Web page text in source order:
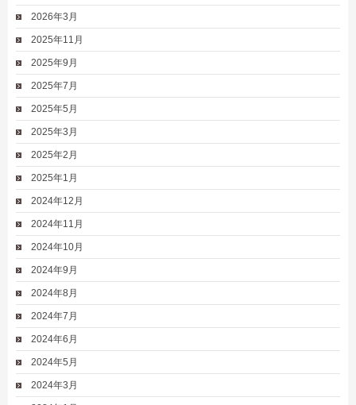
2026年3月
2025年11月
2025年9月
2025年7月
2025年5月
2025年3月
2025年2月
2025年1月
2024年12月
2024年11月
2024年10月
2024年9月
2024年8月
2024年7月
2024年6月
2024年5月
2024年3月